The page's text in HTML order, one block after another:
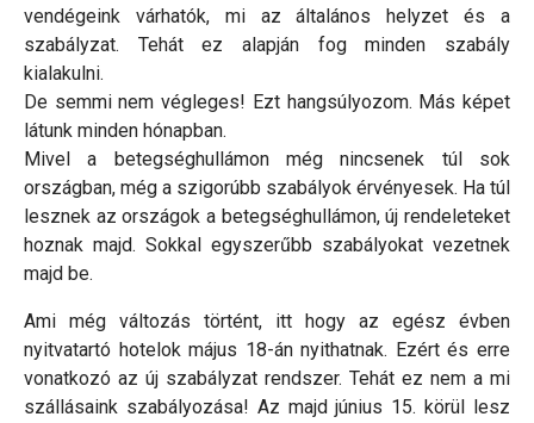
vendégeink várhatók, mi az általános helyzet és a
szabályzat. Tehát ez alapján fog minden szabály
kialakulni.
De semmi nem végleges! Ezt hangsúlyozom. Más képet
látunk minden hónapban.
Mivel a betegséghullámon még nincsenek túl sok
országban, még a szigorúbb szabályok érvényesek. Ha túl
lesznek az országok a betegséghullámon, új rendeleteket
hoznak majd. Sokkal egyszerűbb szabályokat vezetnek
majd be.
Ami még változás történt, itt hogy az egész évben
nyitvatartó hotelok május 18-án nyithatnak. Ezért és erre
vonatkozó az új szabályzat rendszer. Tehát ez nem a mi
szállásaink szabályozása! Az majd június 15. körül lesz